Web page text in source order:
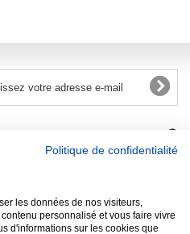
Politique de confidentialité
les données de nos visiteurs,
personnalisé et vous faire vivre
d'informations sur les cookies que